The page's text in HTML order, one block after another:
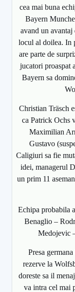
cea mai buna
Bayern
avand un avantaj
locul al doilea. In
are parte de
jucatori proaspat
Bayern sa
Christian Träsch
ca Patrick Ochs
Maximilian
Gustavo
Caligiuri sa fie
idei, managerul
un prim 11
Echipa probabila
Benaglio –
Medojevic
Presa
rezerve la
doreste sa il
va intra cel mai